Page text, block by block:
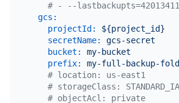
# - --
gcs:
projectId:
${project_id}
secretName:
gcs-secret
bucket:
my-bucket
prefix:
my-full-backup-
# location: us-east1
# storageClass: STANDARD_IA
# objectAcl: private